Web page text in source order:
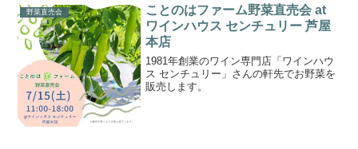
野菜直売会
ことのはファーム野菜直売会 at
ワインハウス センチュリー 芦屋
本店
1981年創業のワイン専門店「ワインハウ
ス センチュリー」さんの軒先でお野菜を
販売します。